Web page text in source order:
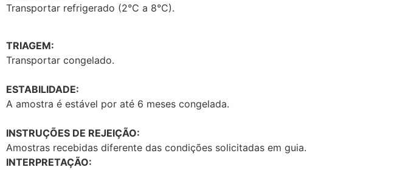
Transportar refrigerado (2°C a 8°C).
TRIAGEM:
Transportar congelado.
ESTABILIDADE:
A amostra é estável por até 6 meses congelada.
INSTRUÇÕES DE REJEIÇÃO:
Amostras recebidas diferente das condições solicitadas em guia.
INTERPRETAÇÃO: